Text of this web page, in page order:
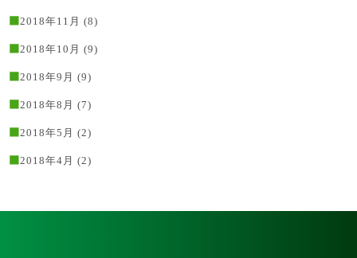
2018年11月 (8)
2018年10月 (9)
2018年9月 (9)
2018年8月 (7)
2018年5月 (2)
2018年4月 (2)